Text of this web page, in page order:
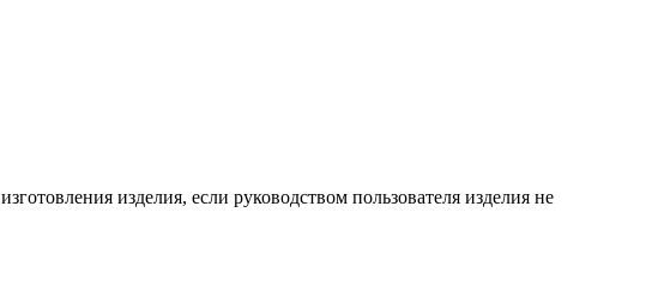
изделия, если руководством пользователя изделия не